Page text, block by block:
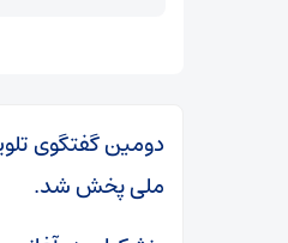
دومین گفتگوی
ملی پخش شد.